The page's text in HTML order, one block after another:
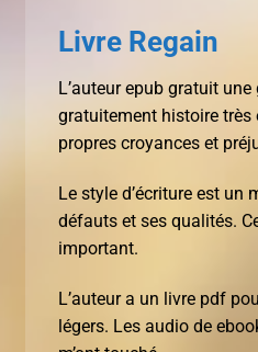
Livre Regain
L’auteur epub gratuit
gratuitement histoire très
propres croyances et
Le style d’écriture est un
défauts et ses qualités.
important.
L’auteur a un livre pdf
légers. Les audio de